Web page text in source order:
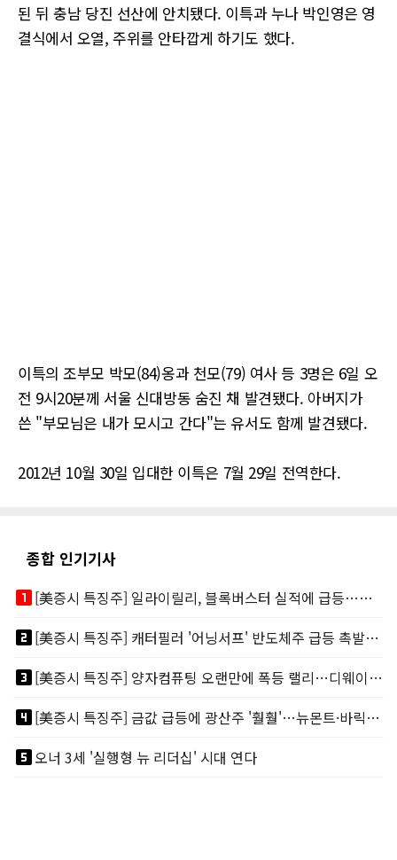
된 뒤 충남 당진 선산에 안치됐다. 이특과 누나 박인영은 영
결식에서 오열, 주위를 안타깝게 하기도 했다.
이특의 조부모 박모(84)옹과 천모(79) 여사 등 3명은 6일 오
전 9시20분께 서울 신대방동 숨진 채 발견됐다. 아버지가
쓴 "부모님은 내가 모시고 간다"는 유서도 함께 발견됐다.
2012년 10월 30일 입대한 이특은 7월 29일 전역한다.
종합 인기기사
looks_one
[美증시 특징주] 일라이릴리, 블록버스터 실적에 급등…마운자로 매출 폭발
looks_two
[美증시 특징주] 캐터필러 '어닝서프' 반도체주 급등 촉발…"AI 데이터센터 건설 강력"
looks_3
[美증시 특징주] 양자컴퓨팅 오랜만에 폭등 랠리…디웨이브·아이온큐 주도
looks_4
[美증시 특징주] 금값 급등에 광산주 '훨훨'…뉴몬트·바릭마이닝 주도
looks_5오너 3세 '실행형 뉴 리더십' 시대 연다